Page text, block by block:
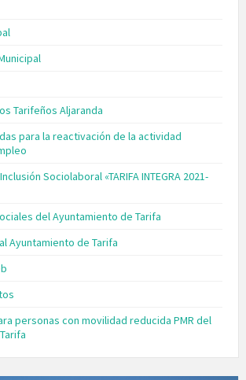
Tarifeños Aljaranda
para la reactivación de la actividad
Sociolaboral «TARIFA INTEGRA 2021-
del Ayuntamiento de Tarifa
Ayuntamiento de Tarifa
personas con movilidad reducida PMR del